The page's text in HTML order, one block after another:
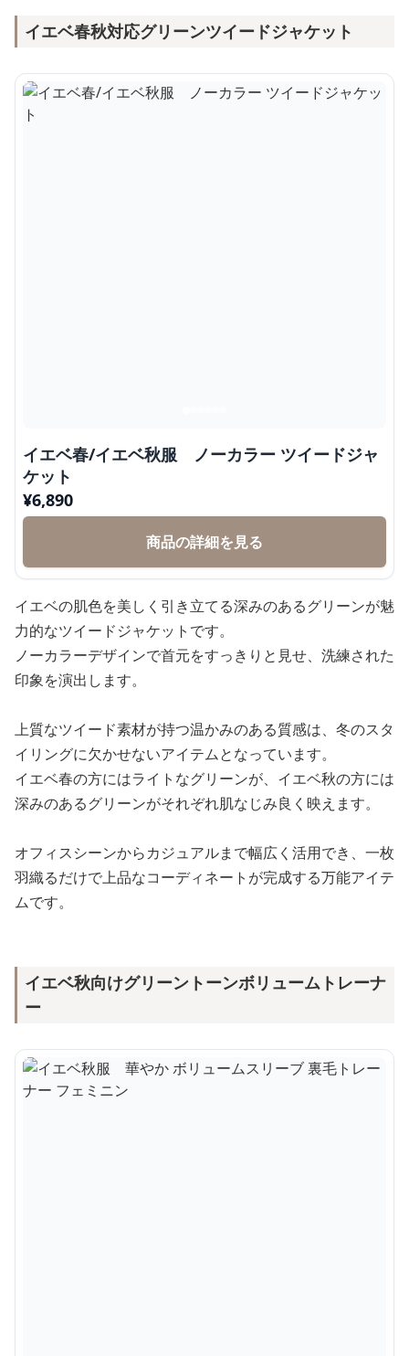
イエベ春秋対応グリーンツイードジャケット
イエベ春/イエベ秋服 ノーカラー ツイードジャ
ケット
¥6,890
商品の詳細を見る
イエベの肌色を美しく引き立てる深みのあるグリーンが魅
力的なツイードジャケットです。
ノーカラーデザインで首元をすっきりと見せ、洗練された
印象を演出します。
上質なツイード素材が持つ温かみのある質感は、冬のスタ
イリングに欠かせないアイテムとなっています。
イエベ春の方にはライトなグリーンが、イエベ秋の方には
深みのあるグリーンがそれぞれ肌なじみ良く映えます。
オフィスシーンからカジュアルまで幅広く活用でき、一枚
羽織るだけで上品なコーディネートが完成する万能アイテ
ムです。
イエベ秋向けグリーントーンボリュームトレーナ
ー